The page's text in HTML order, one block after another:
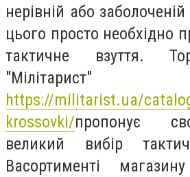
нерівній або
цього просто необхідно
тактичне взуття.
"Мілітарист"
https://militarist.ua/
krossovki/пропонує
великий вибір
Васортименті